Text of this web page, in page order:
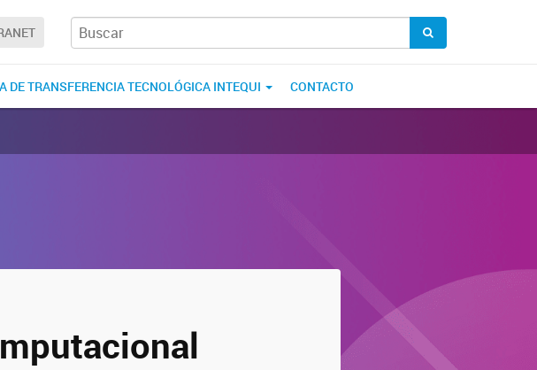
DE TRANSFERENCIA TECNOLÓGICA INTEQUI CONTACTO